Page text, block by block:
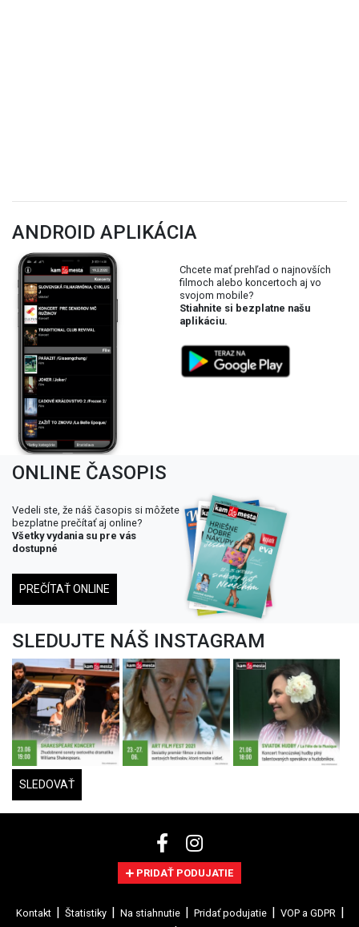
ANDROID APLIKÁCIA
Chcete mať prehľad o najnovších
filmoch alebo koncertoch aj vo
svojom mobile?
Stiahnite si bezplatne našu
aplikáciu.
ONLINE ČASOPIS
Vedeli ste, že náš časopis si môžete
bezplatne prečítať aj online?
Všetky vydania su pre vás
dostupné
PREČÍTAŤ ONLINE
SLEDUJTE NÁŠ INSTAGRAM
SLEDOVAŤ
PRIDAŤ PODUJATIE
Kontakt Štatistiky Na stiahnutie Pridať podujatie
VOP a GDPR